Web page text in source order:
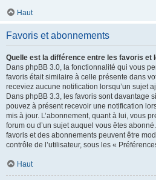
Haut
Favoris et abonnements
Quelle est la différence entre les favoris et
Dans phpBB 3.0, la fonctionnalité qui vous
favoris était similaire à celle présente dans
receviez aucune notification lorsqu’un sujet
Dans phpBB 3.3, les favoris sont davantage
pouvez à présent recevoir une notification
mis à jour. L’abonnement, quant à lui, vous
forum ou d’un sujet auquel vous êtes
favoris et des abonnements peuvent être
contrôle de l’utilisateur, sous les «
Haut